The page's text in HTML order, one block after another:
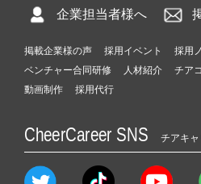
企業担当者様へ
掲載企業様の声 採用イベント 採用
ベンチャー合同研修
人材紹介 チア
動画制作
採用代行
CheerCareer SNS チアキ